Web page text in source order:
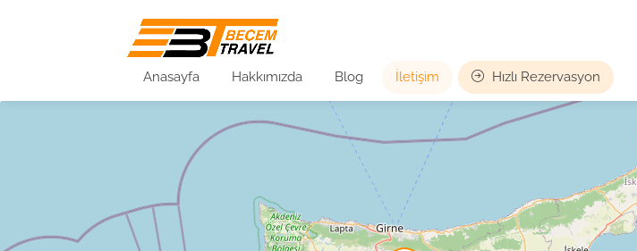
Anasayfa Hakkımızda Blog İletişim Hızlı Rezervasyon